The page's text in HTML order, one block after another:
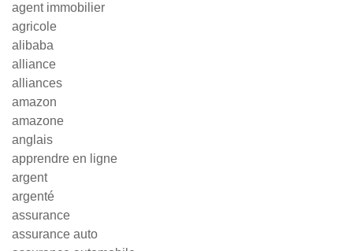
agent immobilier
agricole
alibaba
alliance
alliances
amazon
amazone
anglais
apprendre en ligne
argent
argenté
assurance
assurance auto